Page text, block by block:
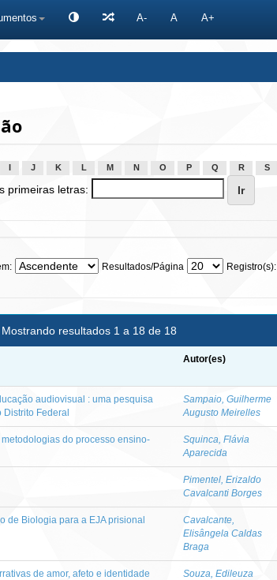
A- A A+
J K L M N O P Q R S
primeiras letras:
Resultados/Página Registro(s):
Mostrando resultados 1 a 18 de 18
Autor(es)
audiovisual : uma pesquisa
Distrito Federal
Sampaio, Guilherme
Augusto Meirelles
do processo ensino-
Squinca, Flávia
Aparecida
Pimentel, Erizaldo
Cavalcanti Borges
de Biologia para a EJA prisional
Cavalcante,
Elisângela Caldas
Braga
de amor, afeto e identidade
Souza, Edileuza